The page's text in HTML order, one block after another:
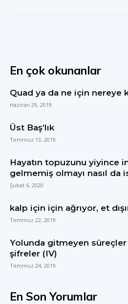
En çok okunanlar
Quad ya da ne için nereye
Haziran 29, 2019
Üst Baş’lık
Temmuz 13, 2019
Hayatın topuzunu yiyince
gelmemiş olmayı nasıl da
Şubat 6, 2020
kalp için için ağrıyor, et
Temmuz 22, 2019
Yolunda gitmeyen
şifreler (IV)
Temmuz 24, 2019
En Son Yorumlar